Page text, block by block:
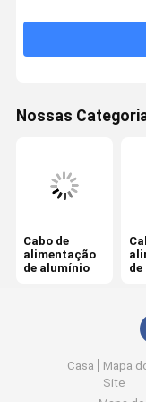
Cabo isolado
Cabos isolados
Cabo de força
Fios e cabos de
Cabo gêmeo e
Nossas
Cabo de
alimentação
de alumínio
de
Casa
Mapa
Site